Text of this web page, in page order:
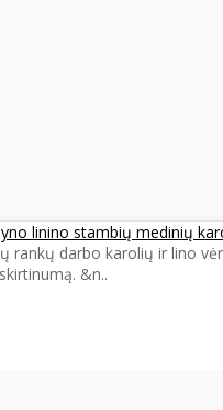
linino stambių medinių
rankų darbo karolių ir lino
&n..